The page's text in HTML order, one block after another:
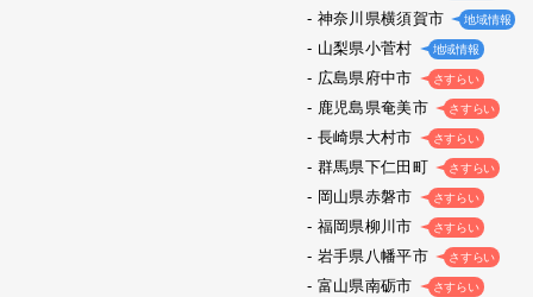
神奈川県横須賀市 地域情報
山梨県小菅村 地域情報
広島県府中市 さすらい
鹿児島県奄美市 さすらい
長崎県大村市 さすらい
群馬県下仁田町 さすらい
岡山県赤磐市 さすらい
福岡県柳川市 さすらい
岩手県八幡平市 さすらい
富山県南砺市 さすらい